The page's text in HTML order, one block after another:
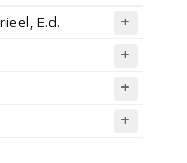
E.d.